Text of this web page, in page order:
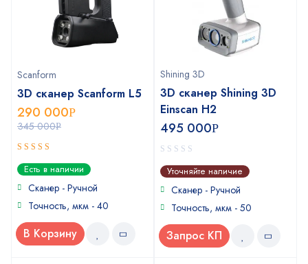
Scanform
3D сканер Scanform L5
345 000Р
290 000Р
5out of 5
Есть в наличии
Сканер - Ручной
Точность, мкм - 40
В Корзину
Shining 3D
3D сканер Shining 3D
Einscan H2
495 000Р
0
out
of
Уточняйте наличие
Сканер - Ручной
Точность, мкм - 50
Запрос КП